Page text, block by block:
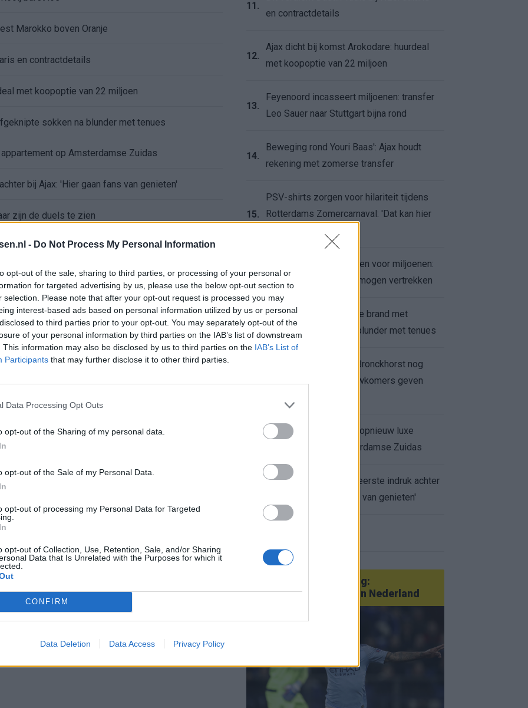
- Do Not Process My Personal Information
opt-out of the sale, sharing to third parties, or processing of your personal or
for targeted advertising by us, please use the below opt-out section to
selection. Please note that after your opt-out request is processed you may
interest-based ads based on personal information utilized by us or personal
to third parties prior to your opt-out. You may separately opt-out of the
of your personal information by third parties on the IAB’s list of downstream
This information may also be disclosed by us to third parties on the IAB’s List of
Participants that may further disclose it to other third parties.
Data Processing Opt Outs
opt-out of the Sharing of my personal data.
opt-out of the Sale of my Personal Data.
opt-out of processing my Personal Data for Targeted
opt-out of Collection, Use, Retention, Sale, and/or Sharing
Data that Is Unrelated with the Purposes for which it
CONFIRM
Data Deletion Data Access Privacy Policy
Marokko boven Oranje
en contractdetails
met koopoptie van 22 miljoen
sokken na blunder met tenues
op Amsterdamse Zuidas
bij Ajax: 'Hier gaan fans van genieten'
zijn de duels te zien
blijft cruciaal
Europese geschiedenis
begint in de basis bij FC Barcelona
Abdellah Ouazane met Lionel Messi
na ruime zege op Vojvodina
naar Ajax - Vojvodina
van der Vaart en Sylvie Meis door de jaren heen
Ajax en FC Twente in Europa
"Kampioen met Jong Ajax"
geschiedenis met rode kaart in WK-finale
League? Dit zijn de belangrijke data
terugkeer: NEC onderzoekt komst van Ajax-icoon
11.
en contractdetails
12.
Ajax dicht bij komst Arokodare: huurdeal
met koopoptie van 22 miljoen
13.
Feyenoord incasseert miljoenen: transfer
Leo Sauer naar Stuttgart bijna rond
14.
Beweging rond Youri Baas': Ajax houdt
rekening met zomerse transfer
15.
PSV-shirts zorgen voor hilariteit tijdens
Rotterdams Zomercarnaval: 'Dat kan hier
16.
Feyenoord zet deur open voor miljoenen:
Ueda en Hadj Moussa mogen vertrekken
17.
Ajax helpt Burnley uit de brand met
afgeknipte sokken na blunder met tenues
Feyenoord onder Van Bronckhorst nog
altijd ongeslagen: nieuwkomers geven
Hakim Ziyech verhuurt opnieuw luxe
appartement op Amsterdamse Zuidas
Marcos Leonardo laat eerste indruk achter
bij Ajax: 'Hier gaan fans van genieten'
Van Götze tot Sterling:
statementtransfers in Nederland